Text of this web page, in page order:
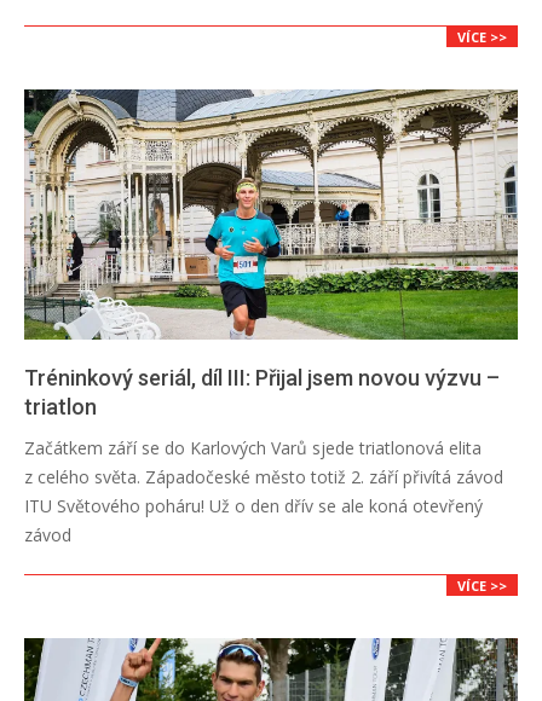
VÍCE >>
Tréninkový seriál, díl III: Přijal jsem novou výzvu –
triatlon
Začátkem září se do Karlových Varů sjede triatlonová elita
z celého světa. Západočeské město totiž 2. září přivítá závod
ITU Světového poháru! Už o den dřív se ale koná otevřený
závod
VÍCE >>